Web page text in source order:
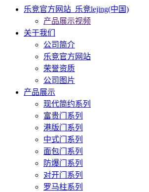
乐竞官方网站_乐竞lejing(中国)
产品展示视频
关于我们
公司简介
乐竞官方网站
荣誉资质
公司图片
产品展示
现代简约系列
富贵门系列
港版门系列
中式门系列
面包门系列
防爆门系列
对开门系列
罗马柱系列